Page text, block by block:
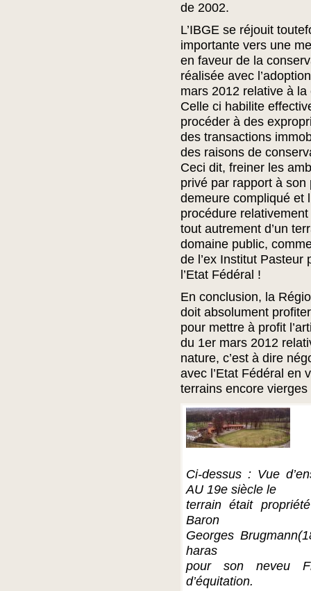
de 2002.
L’IBGE se réjouit
importante vers une
en faveur de la
réalisée avec
mars 2012 relative à
Celle ci habilite
procéder à des
des transactions
des raisons de
Ceci dit, freiner les
privé par rapport à
demeure compliqué et
procédure
tout autrement d’un
domaine public,
de l’ex Institut Pasteur
l’Etat Fédéral !
En conclusion, la
doit absolument
pour mettre à profit
du 1er mars 2012
nature, c’est à dire
avec l’Etat Fédéral en
terrains encore vierges
Ci-dessus : Vue
AU 19e siècle le
terrain était
Baron
Georges
haras
pour son neveu
d’équitation.